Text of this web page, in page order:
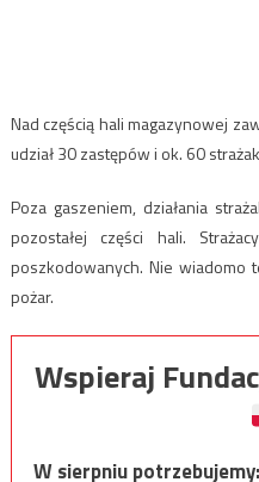
Nad częścią hali magazynowej
udział 30 zastępów i ok. 60
Poza gaszeniem, działania
pozostałej części hali.
poszkodowanych. Nie wiadomo
pożar.
Wspieraj
W sierpniu potrzebujemy: